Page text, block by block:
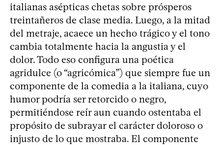
italianas asépticas chetas sobre prósperos
treintañeros de clase media. Luego, a la mitad
del metraje, acaece un hecho trágico y el tono
cambia totalmente hacia la angustia y el
dolor. Todo eso configura una poética
agridulce (o “agricómica”) que siempre fue un
componente de la comedia a la italiana, cuyo
humor podría ser retorcido o negro,
permitiéndose reír aun cuando ostentaba el
propósito de subrayar el carácter doloroso o
injusto de lo que mostraba. El componente